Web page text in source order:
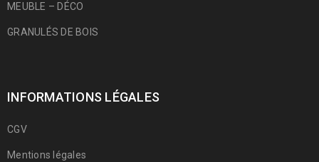
MEUBLE – DÉCO
GRANULÉS DE BOIS
INFORMATIONS LÉGALES
CGV
Mentions légales